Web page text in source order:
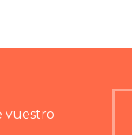
vuestro